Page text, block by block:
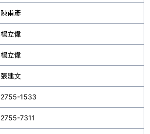
陳甫彥
楊立偉
楊立偉
張建文
2755-1533
2755-7311